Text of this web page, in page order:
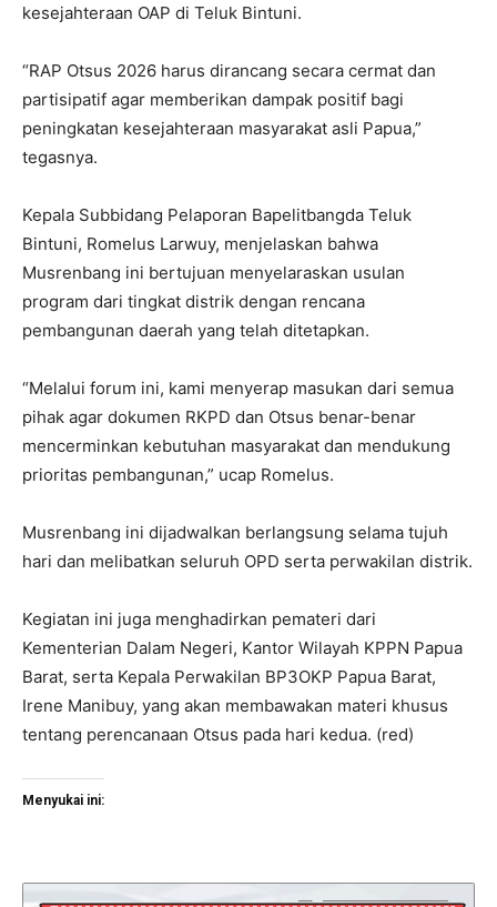
kesejahteraan OAP di Teluk Bintuni.
“RAP Otsus 2026 harus dirancang secara cermat dan
partisipatif agar memberikan dampak positif bagi
peningkatan kesejahteraan masyarakat asli Papua,”
tegasnya.
Kepala Subbidang Pelaporan Bapelitbangda Teluk
Bintuni, Romelus Larwuy, menjelaskan bahwa
Musrenbang ini bertujuan menyelaraskan usulan
program dari tingkat distrik dengan rencana
pembangunan daerah yang telah ditetapkan.
“Melalui forum ini, kami menyerap masukan dari semua
pihak agar dokumen RKPD dan Otsus benar-benar
mencerminkan kebutuhan masyarakat dan mendukung
prioritas pembangunan,” ucap Romelus.
Musrenbang ini dijadwalkan berlangsung selama tujuh
hari dan melibatkan seluruh OPD serta perwakilan distrik.
Kegiatan ini juga menghadirkan pemateri dari
Kementerian Dalam Negeri, Kantor Wilayah KPPN Papua
Barat, serta Kepala Perwakilan BP3OKP Papua Barat,
Irene Manibuy, yang akan membawakan materi khusus
tentang perencanaan Otsus pada hari kedua. (red)
Menyukai ini: